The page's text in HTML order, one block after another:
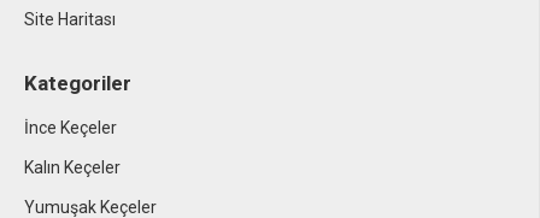
Site Haritası
Kategoriler
İnce Keçeler
Kalın Keçeler
Yumuşak Keçeler